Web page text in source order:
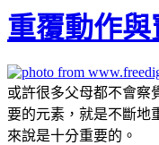
重覆動作與
或許很多父母都不會察
要的元素，就是不斷地
來說是十分重要的。